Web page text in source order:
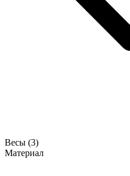
Весы (3)
Материал